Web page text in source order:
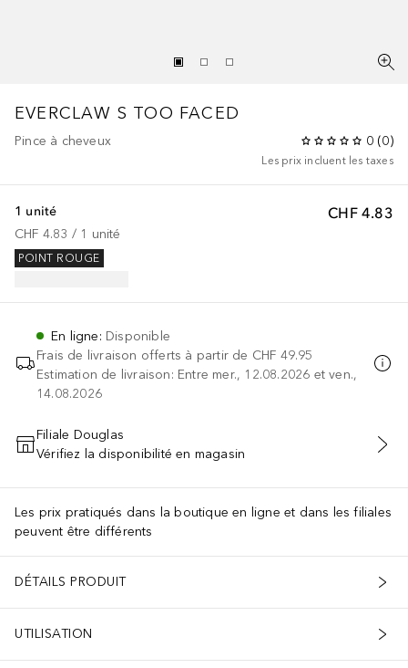
EVERCLAW S TOO FACED
Pince à cheveux 0 (0)
Les prix incluent les taxes
CHF 4.83
1 unité
CHF 4.83 / 1 unité
POINT ROUGE
En ligne: Disponible
Frais de livraison offerts à partir de CHF 49.95
Estimation de livraison: Entre mer., 12.08.2026 et ven.,
14.08.2026
AJOUTER AU PANIER
Filiale Douglas
Vérifiez la disponibilité en magasin
Les prix pratiqués dans la boutique en ligne et dans les filiales
peuvent être différents
DÉTAILS PRODUIT
UTILISATION